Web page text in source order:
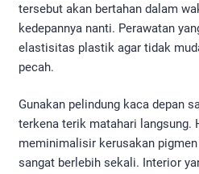
tersebut akan bertahan dalam
kedepannya nanti. Perawatan
elastisitas plastik agar tidak
pecah.
Gunakan pelindung kaca depan
terkena terik matahari langsung.
meminimalisir kerusakan
sangat berlebih sekali. Interior